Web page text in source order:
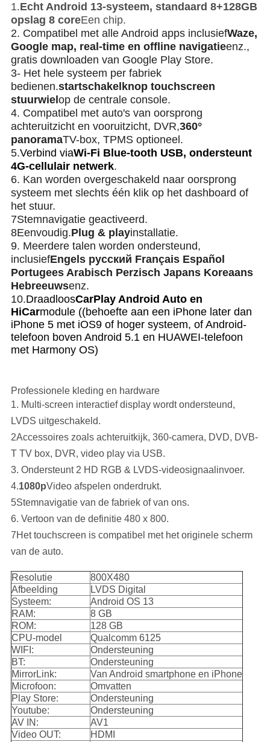
1.Echt Android 13-systeem, standaard 8+128GB
opslag 8 coreEen chip.
2. Compatibel met alle Android apps inclusiefWaze,
Google map, real-time en offline navigatieenz.,
gratis downloaden van Google Play Store.
3- Het hele systeem per fabriek
bedienen.startschakelknop touchscreen
stuurwiel op de centrale console.
4. Compatibel met auto's van oorsprong
achteruitzicht en vooruitzicht, DVR,360°
panoramaTV-box, TPMS optioneel.
5.Verbind viaWi-Fi Blue-tooth USB, ondersteunt
4G-cellulair netwerk.
6. Kan worden overgeschakeld naar oorsprong
systeem met slechts één klik op het dashboard of
het stuur.
7Stemnavigatie geactiveerd.
8Eenvoudig.Plug & playinstallatie.
9. Meerdere talen worden ondersteund,
inclusiefEngels русский Français Español
Portugees Arabisch Perzisch Japans Koreaans
Hebreeuwsenz.
10.DraadloosCarPlay Android Auto en
HiCarmodule ((behoefte aan een iPhone later dan
iPhone 5 met iOS9 of hoger systeem, of Android-
telefoon boven Android 5.1 en HUAWEI-telefoon
met Harmony OS)
Professionele kleding en hardware
1. Multi-screen interactief display wordt ondersteund,
LVDS uitgeschakeld.
2Accessoires zoals achteruitkijk, 360-camera, DVD, DVB-
T TV box, DVR, video play via USB.
3. Ondersteunt 2 HD RGB & LVDS-videosignaalinvoer.
4.1080pVideo afspelen onderdrukt.
5Stemnavigatie van de fabriek of van ons.
6. Vertoon van de definitie 480 x 800.
7Het touchscreen is compatibel met het originele scherm
van de auto.
Resolutie
800X480
Afbeelding
LVDS Digital
Systeem:
Android OS 13
RAM:
8 GB
ROM:
128 GB
CPU-model
Qualcomm 6125
WIFI:
Ondersteuning
BT:
Ondersteuning
MirrorLink:
Van Android smartphone en iPhone
Microfoon:
Omvatten
Play Store:
Ondersteuning
Youtube:
Ondersteuning
AV IN:
AV1
Video OUT:
HDMI